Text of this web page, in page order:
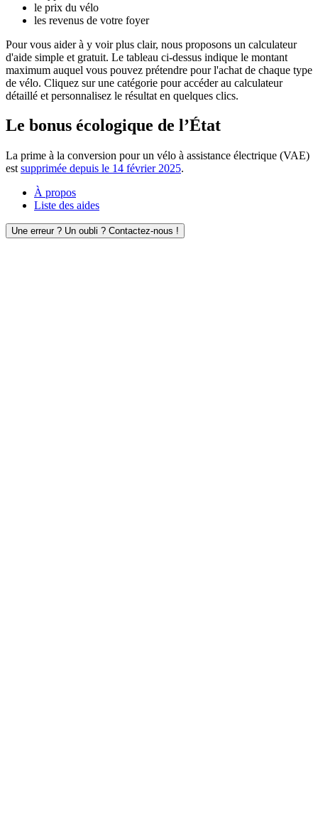
le prix du vélo
les revenus de votre foyer
Pour vous aider à y voir plus clair, nous proposons un calculateur
d'aide simple et gratuit. Le tableau ci-dessus indique le montant
maximum auquel vous pouvez prétendre pour l'achat de chaque type
de vélo. Cliquez sur une catégorie pour accéder au calculateur
détaillé et personnalisez le résultat en quelques clics.
Le bonus écologique de l’État
La prime à la conversion pour un vélo à assistance électrique (VAE)
est supprimée depuis le 14 février 2025.
À propos
Liste des aides
Une erreur ? Un oubli ? Contactez-nous !